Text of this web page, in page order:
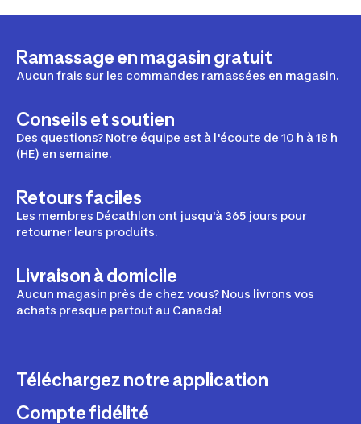
Protection et sécurité
Skis alpins
Skis tout-terrain
Bottes de ski
Sacs de ski
Ski de fond
Accessoires de ski de fond
Bottes de ski de fond
Ramassage en magasin gratuit
Aucun frais sur les commandes ramassées en magasin.
Conseils et soutien
Des questions? Notre équipe est à l'écoute de 10 h à 18 h
(HE) en semaine.
Retours faciles
Les membres Décathlon ont jusqu'à 365 jours pour
retourner leurs produits.
Livraison à domicile
Aucun magasin près de chez vous? Nous livrons vos
achats presque partout au Canada!
Téléchargez notre application
Compte fidélité